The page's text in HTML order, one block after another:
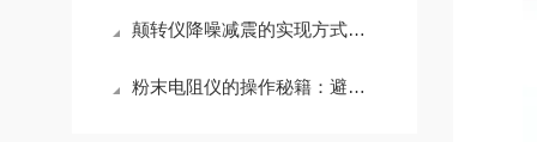
颠转仪降噪减震的实现方式：多种材料和技术综合运用
粉末电阻仪的操作秘籍：避免误差，提升效率